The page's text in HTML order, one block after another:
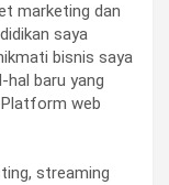
marketing dan
saya
bisnis saya
baru yang
web
streaming